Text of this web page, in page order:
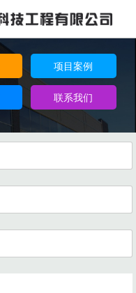
项目案例
联系我们